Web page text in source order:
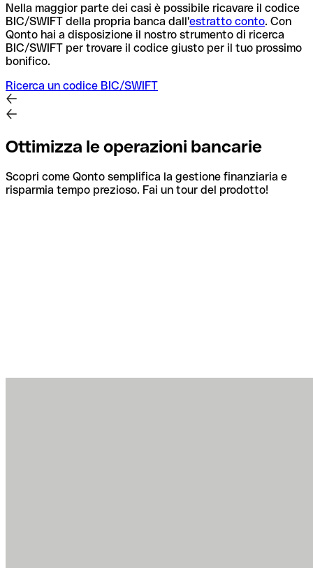
Nella maggior parte dei casi è possibile ricavare il codice
BIC/SWIFT della propria banca dall'estratto conto. Con
Qonto hai a disposizione il nostro strumento di ricerca
BIC/SWIFT per trovare il codice giusto per il tuo prossimo
bonifico.
Ricerca un codice BIC/SWIFT
Ottimizza le operazioni bancarie
Scopri come Qonto semplifica la gestione finanziaria e
risparmia tempo prezioso. Fai un tour del prodotto!